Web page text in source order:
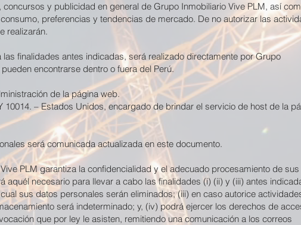
y publicidad en general de Grupo Inmobiliario Vive PLM, así
preferencias y tendencias de mercado. De no autorizar las
realizarán.
finalidades antes indicadas, será realizado directamente por Grupo
encontrarse dentro o fuera del Perú.
de la página web.
10014. – Estados Unidos, encargado de brindar el servicio de host de la
será comunicada actualizada en este documento.
PLM garantiza la confidencialidad y el adecuado procesamiento de sus
aquél necesario para llevar a cabo las finalidades (i) (ii) y (iii) antes
sus datos personales serán eliminados; (iii) en caso autorice
será indeterminado; y, (iv) podrá ejercer los derechos de
que por ley le asisten, remitiendo una comunicación a los correos